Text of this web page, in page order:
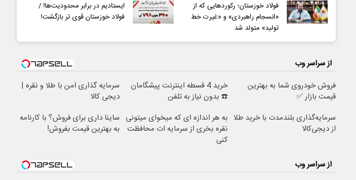
فولاد خوزستان؛ رکوردهایی که از
«انسجام راهبردی» و «غیرت خط
تولید» متولد شد
ایستادیم در برابر محدودیت‌ها! /
فولاد خوزستان قوی تر بازگشت!
از سراسر وب
فروش خودروی شما به بهترین
قیمت بازار ✅
خرید 4 قسطه اینترنت پیشگامان
☎️ بدون نیاز به تلفن
سرمایه گذاری امن با طلا و نقره |
دیجی کالا
سرمایه‌گذاری بلندمدت با خرید طلا
از دیجی‌کالا
به هر اندازه ای که میخوای میتونی
نقره بخری از سرمایه ات محافظت
کنی
ساینا داری برای فروش؟ با کارنامه
به بهترین قیمت بفروش!
از سراسر وب